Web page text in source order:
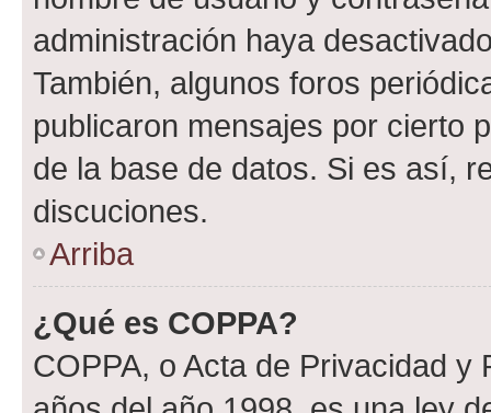
administración haya
También, algunos foros
publicaron mensajes por cierto
de la base de datos. Si es así,
discuciones.
Arriba
¿Qué es COPPA?
COPPA, o Acta de Privacidad